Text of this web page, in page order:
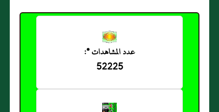
عدد المشاهدات *:
52225